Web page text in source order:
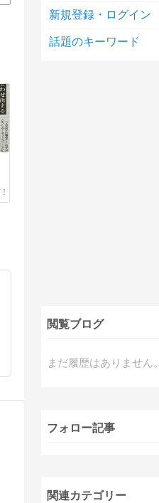
新規登録・ログイン
話題のキーワード
閲覧ブログ
まだ履歴はありません。
フォロー記事
関連カテゴリー